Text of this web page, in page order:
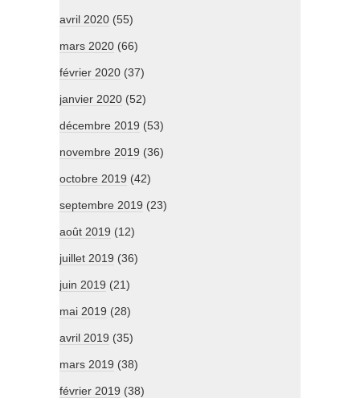
avril 2020 (55)
mars 2020 (66)
février 2020 (37)
janvier 2020 (52)
décembre 2019 (53)
novembre 2019 (36)
octobre 2019 (42)
septembre 2019 (23)
août 2019 (12)
juillet 2019 (36)
juin 2019 (21)
mai 2019 (28)
avril 2019 (35)
mars 2019 (38)
février 2019 (38)